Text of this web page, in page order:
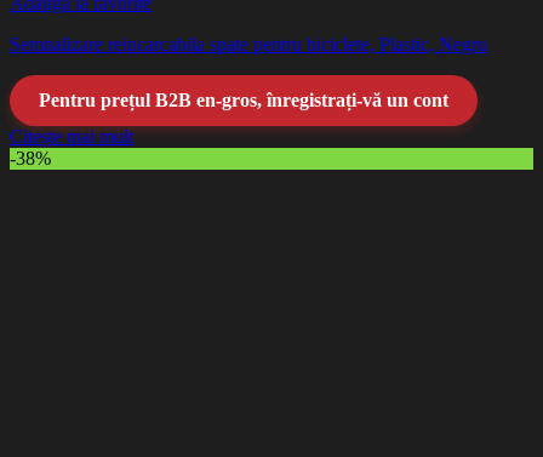
Semnalizare reincarcabila spate pentru biciclete, Plastic, Negru
Pentru prețul B2B en-gros, înregistrați-vă un cont
Citește mai mult
-38%